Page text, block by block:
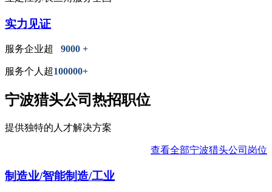
实力见证
服务企业超 9000 +
服务个人超100000+
宁波猎头公司热招职位
提供独特的人才解决方案
查看全部宁波猎头公司岗位
制造业/智能制造/工业